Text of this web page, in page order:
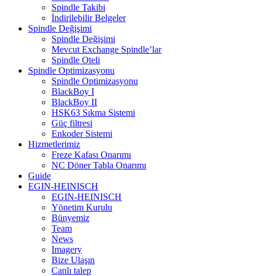
Spindle Takibi
İndirilebilir Belgeler
Spindle Değişimi
Spindle Değişimi
Mevcut Exchange Spindle’lar
Spindle Oteli
Spindle Optimizasyonu
Spindle Optimizasyonu
BlackBoy I
BlackBoy II
HSK63 Sıkma Sistemi
Güç filtresi
Enkoder Sistemi
Hizmetlerimiz
Freze Kafası Onarımı
NC Döner Tabla Onarımı
Guide
EGIN-HEINISCH
EGIN-HEINISCH
Yönetim Kurulu
Bünyemiz
Team
News
Imagery
Bize Ulaşın
Canlı talep